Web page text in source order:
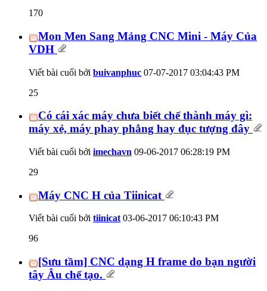
170
Mon Men Sang Mảng CNC Mini - Máy Của
VDH
Viết bài cuối bởi buivanphuc 07-07-2017 03:04:43 PM
25
Có cái xác máy chưa biết chế thành máy gì:
máy xẻ, máy phay phẳng hay đục tượng đây
Viết bài cuối bởi imechavn 09-06-2017 06:28:19 PM
29
Máy CNC H của Tiinicat
Viết bài cuối bởi tiinicat03-06-2017 06:10:43 PM
96
[Sưu tầm] CNC dạng H frame do bạn người
tây Âu chế tạo.